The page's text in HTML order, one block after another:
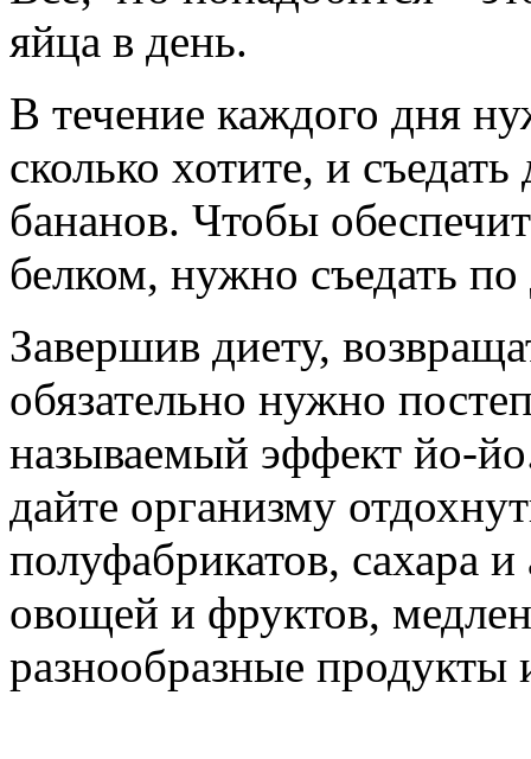
яйца в день.
В течение каждого дня
сколько хотите, и
бананов. Чтобы
белком, нужно съедать по
Завершив диету,
обязательно нужно
называемый эффект йо-
дайте организму
полуфабрикатов, сахара
овощей и фруктов,
разнообразные продукты